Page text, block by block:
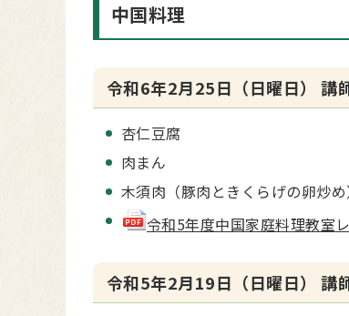
中国料理
令和6年2月25日（日曜日） 講
杏仁豆腐
肉まん
木須肉（豚肉ときくらげの卵炒め
令和5年度中国家庭料理教室
令和5年2月19日（日曜日） 講